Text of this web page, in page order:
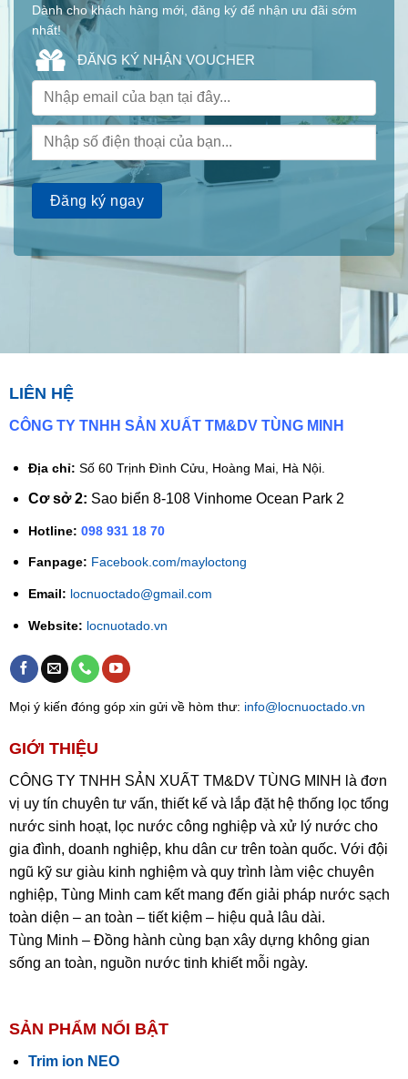
Dành cho khách hàng mới, đăng ký để nhận ưu đãi sớm
nhất!
ĐĂNG KÝ NHẬN VOUCHER
LIÊN HỆ
CÔNG TY TNHH SẢN XUẤT TM&DV TÙNG MINH
Địa chỉ: Số 60 Trịnh Đình Cửu, Hoàng Mai, Hà Nội.
Cơ sở 2: Sao biển 8-108 Vinhome Ocean Park 2
Hotline: 098 931 18 70
Fanpage: Facebook.com/mayloctong
Email: locnuoctado@gmail.com
Website: locnuotado.vn
Mọi ý kiến đóng góp xin gửi về hòm thư: info@locnuoctado.vn
GIỚI THIỆU
CÔNG TY TNHH SẢN XUẤT TM&DV TÙNG MINH là đơn
vị uy tín chuyên tư vấn, thiết kế và lắp đặt hệ thống lọc tổng
nước sinh hoạt, lọc nước công nghiệp và xử lý nước cho
gia đình, doanh nghiệp, khu dân cư trên toàn quốc. Với đội
ngũ kỹ sư giàu kinh nghiệm và quy trình làm việc chuyên
nghiệp, Tùng Minh cam kết mang đến giải pháp nước sạch
toàn diện – an toàn – tiết kiệm – hiệu quả lâu dài.
Tùng Minh – Đồng hành cùng bạn xây dựng không gian
sống an toàn, nguồn nước tinh khiết mỗi ngày.
SẢN PHẨM NỔI BẬT
Trim ion NEO